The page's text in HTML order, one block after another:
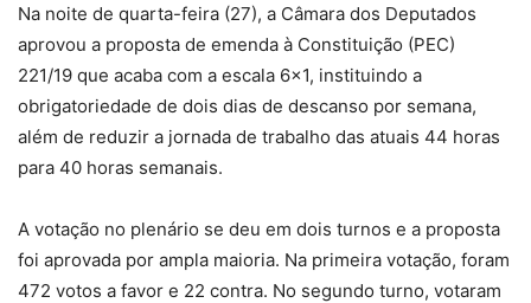
Na noite de quarta-feira (27), a Câmara dos Deputados
aprovou a proposta de emenda à Constituição (PEC)
221/19 que acaba com a escala 6×1, instituindo a
obrigatoriedade de dois dias de descanso por semana,
além de reduzir a jornada de trabalho das atuais 44 horas
para 40 horas semanais.
A votação no plenário se deu em dois turnos e a proposta
foi aprovada por ampla maioria. Na primeira votação, foram
472 votos a favor e 22 contra. No segundo turno, votaram